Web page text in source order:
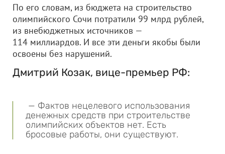
По его словам, из бюджета на строительство
олимпийского Сочи потратили 99 млрд рублей,
из внебюджетных источников —
114 миллиардов. И все эти деньги якобы были
освоены без нарушений.
Дмитрий Козак, вице-премьер РФ:
— Фактов нецелевого использования
денежных средств при строительстве
олимпийских объектов нет. Есть
бросовые работы, они существуют.